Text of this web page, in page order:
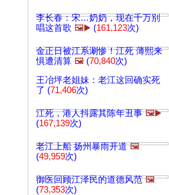
李长春：宋…奶奶，现在千万别
唱这首歌 🖼️▶️ (161,123次)
金正日被江系涮惨！江死 薄熙来
惧遭清算 🖼️ (70,840次)
王冶坪老姐妹：老江这回确实死
了 (71,406次)
江死，港人抖露其陈年丑事 🖼️▶️
(167,139次)
老江上船 扬州暴雨开道 🖼️
(49,959次)
御医回顾江泽民的道德风范 🖼️
(73,353次)